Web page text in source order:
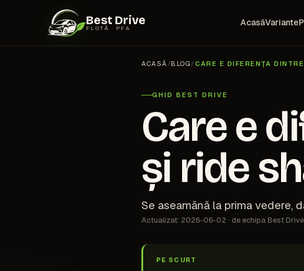
Best Drive
FLOTĂ · PFA
AcasăVariante
ACASĂ / BLOG / CARE E DIFERENȚA
GHID BEST DRIVE
Care e
și ride
Se aseamănă la prima vedere,
Actualizat: 2026-06-02 · de echipa Best Drive
PE SCURT